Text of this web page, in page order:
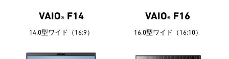
VAIO®F14
14.0型ワイド（16:9）
VAIO® F16
16.0型ワイド（16:10）